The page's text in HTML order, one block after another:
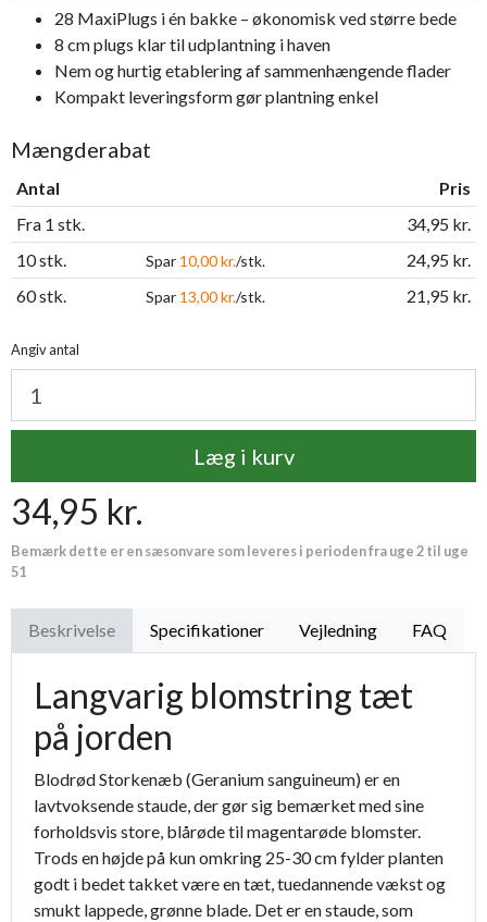
28 MaxiPlugs i én bakke – økonomisk ved større bede
8 cm plugs klar til udplantning i haven
Nem og hurtig etablering af sammenhængende flader
Kompakt leveringsform gør plantning enkel
Mængderabat
Antal
Pris
Fra 1 stk.
34,95 kr.
10 stk.
Spar 10,00 kr./stk.
24,95 kr.
60 stk.
Spar 13,00 kr./stk. 21,95 kr.
Angiv antal
Læg i kurv
34,95 kr.
Bemærk dette er en sæsonvare som leveres i perioden fra uge 2 til uge
51
Beskrivelse Specifikationer Vejledning FAQ
Langvarig blomstring tæt
på jorden
Blodrød Storkenæb (Geranium sanguineum) er en
lavtvoksende staude, der gør sig bemærket med sine
forholdsvis store, blårøde til magentarøde blomster.
Trods en højde på kun omkring 25-30 cm fylder planten
godt i bedet takket være en tæt, tuedannende vækst og
smukt lappede, grønne blade. Det er en staude, som